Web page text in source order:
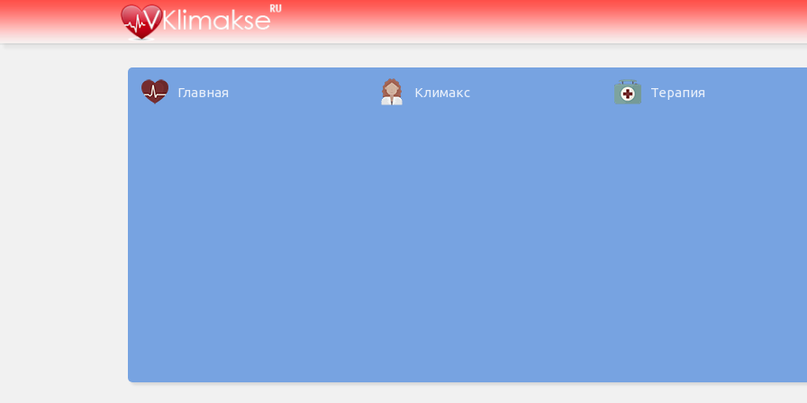
Главная Климакс Терапия